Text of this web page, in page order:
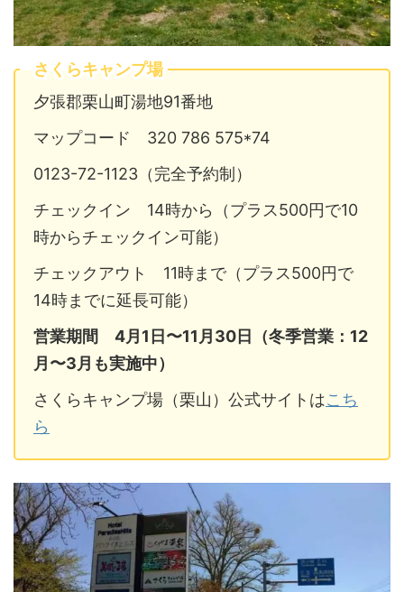
さくらキャンプ場
夕張郡栗山町湯地91番地
マップコード 320 786 575*74
0123-72-1123（完全予約制）
チェックイン 14時から（プラス500円で10
時からチェックイン可能）
チェックアウト 11時まで（プラス500円で
14時までに延長可能）
営業期間 4月1日〜11月30日（冬季営業：12
月〜3月も実施中）
さくらキャンプ場（栗山）公式サイトはこち
ら